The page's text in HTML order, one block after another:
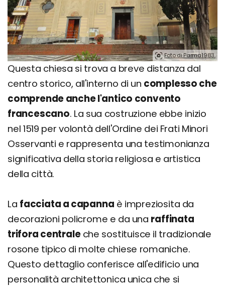
Foto di Parma1983.
Questa chiesa si trova a breve distanza dal
centro storico, all'interno di un complesso che
comprende anche l'antico convento
francescano. La sua costruzione ebbe inizio
nel 1519 per volontà dell'Ordine dei Frati Minori
Osservanti e rappresenta una testimonianza
significativa della storia religiosa e artistica
della città.
La facciata a capanna è impreziosita da
decorazioni policrome e da una raffinata
trifora centraleche sostituisce il tradizionale
rosone tipico di molte chiese romaniche.
Questo dettaglio conferisce all'edificio una
personalità architettonica unica che si